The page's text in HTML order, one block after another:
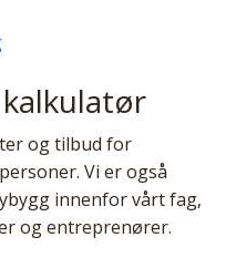
og tilbud for
Vi er også
innenfor vårt fag,
og entreprenører.